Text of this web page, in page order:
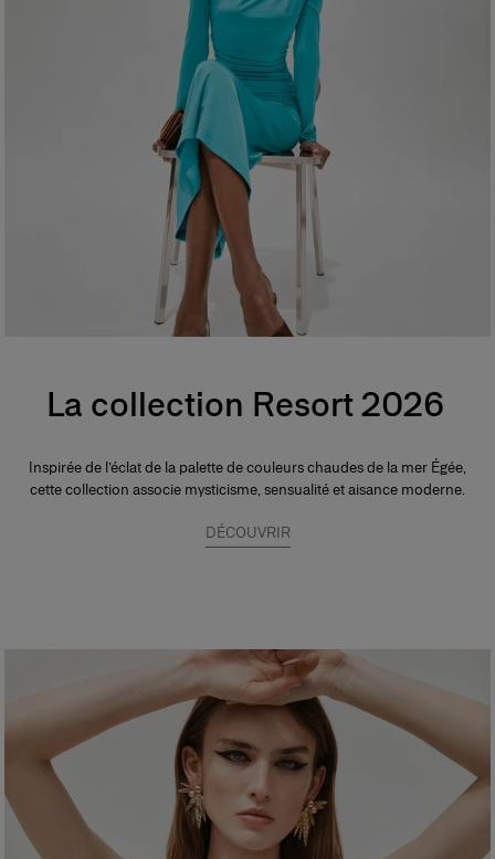
La collection Resort 2026
Inspirée de l’éclat de la palette de couleurs chaudes de la mer Égée,
cette collection associe mysticisme, sensualité et aisance moderne.
DÉCOUVRIR